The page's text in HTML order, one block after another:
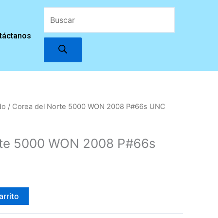
Búsqueda
/ Corea del Norte 5000 WON 2008 P#66s UNC
5000 WON 2008 P#66s